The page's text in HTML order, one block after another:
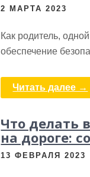
2 МАРТА 2023
Как родитель,
обеспечение
Читать далее →
Что делать
на дороге:
13 ФЕВРАЛЯ 2023